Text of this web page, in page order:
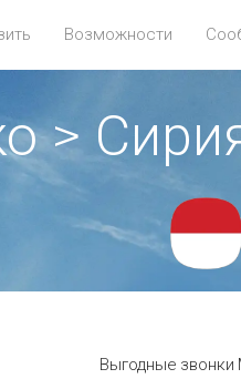
Возможности
>
Выгодные звонки